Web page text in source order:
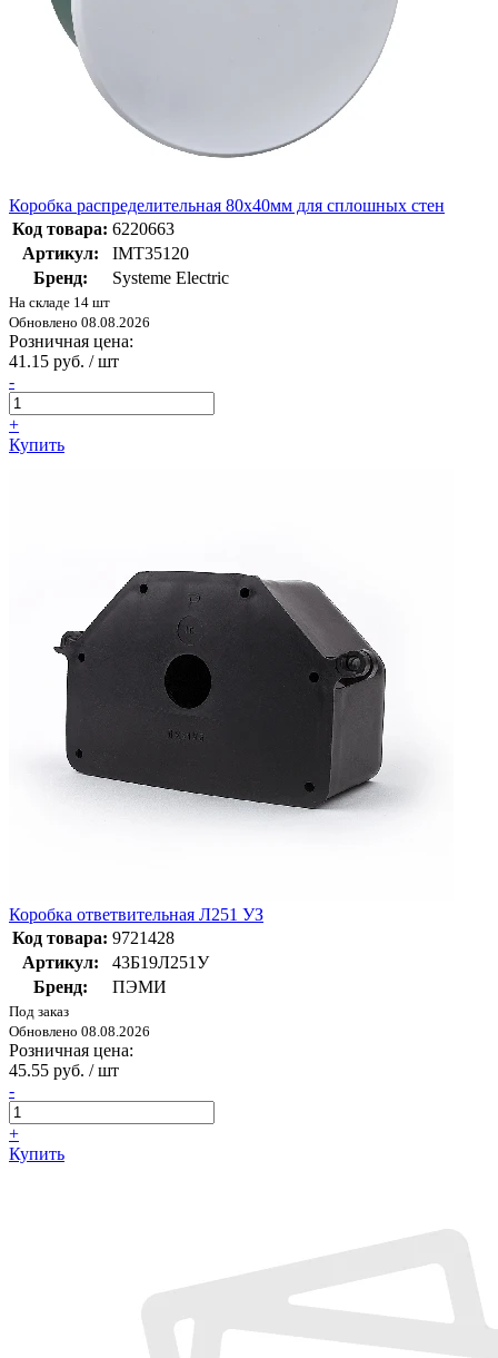
Коробка распределительная 80х40мм для сплошных стен
Код товара: 6220663
Артикул:
IMT35120
Бренд:
Systeme Electric
На складе 14 шт
Обновлено 08.08.2026
Розничная цена:
41.15 руб. / шт
-
+
Купить
Коробка ответвительная Л251 УЗ
Код товара: 9721428
Артикул:
43Б19Л251У
Бренд:
ПЭМИ
Под заказ
Обновлено 08.08.2026
Розничная цена:
45.55 руб. / шт
-
+
Купить